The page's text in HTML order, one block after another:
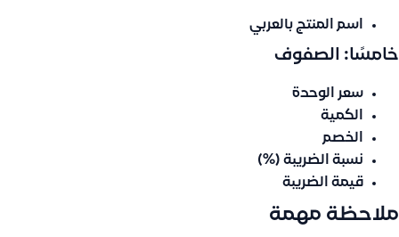
اسم المنتج بالعربي
خامسًا: الصفوف
سعر الوحدة
الكمية
الخصم
نسبة الضريبة (%)
قيمة الضريبة
ملاحظة مهمة